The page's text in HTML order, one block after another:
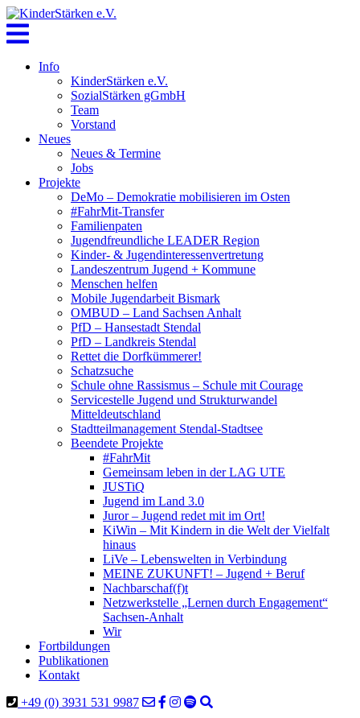
Skip
to
content
Info
KinderStärken e.V.
SozialStärken gGmbH
Team
Vorstand
Neues
Neues & Termine
Jobs
Projekte
DeMo – Demokratie mobilisieren im Osten
#FahrMit-Transfer
Familienpaten
Jugendfreundliche LEADER Region
Kinder- & Jugendinteressenvertretung
Landeszentrum Jugend + Kommune
Menschen helfen
Mobile Jugendarbeit Bismark
OMBUD – Land Sachsen Anhalt
PfD – Hansestadt Stendal
PfD – Landkreis Stendal
Rettet die Dorfkümmerer!
Schatzsuche
Schule ohne Rassismus – Schule mit Courage
Servicestelle Jugend und Strukturwandel
Mitteldeutschland
Stadtteilmanagement Stendal-Stadtsee
Beendete Projekte
#FahrMit
Gemeinsam leben in der LAG UTE
JUSTiQ
Jugend im Land 3.0
Juror – Jugend redet mit im Ort!
KiWin – Mit Kindern in die Welt der Vielfalt
hinaus
LiVe – Lebenswelten in Verbindung
MEINE ZUKUNFT! – Jugend + Beruf
Nachbarschaf(f)t
Netzwerkstelle „Lernen durch Engagement“
Sachsen-Anhalt
Wir
Fortbildungen
Publikationen
Kontakt
+49 (0) 3931 531 9987